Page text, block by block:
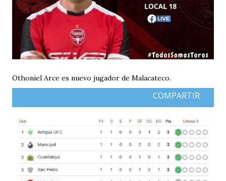
Othoniel Arce es nuevo jugador de Malacateco.
COMPARTIR